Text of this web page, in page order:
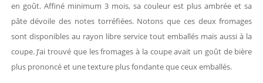
en goût. Affiné minimum 3 mois, sa couleur est plus ambrée et sa
pâte dévoile des notes torréfiées. Notons que ces deux fromages
sont disponibles au rayon libre service tout emballés mais aussi à la
coupe. J’ai trouvé que les fromages à la coupe avait un goût de bière
plus prononcé et une texture plus fondante que ceux emballés.